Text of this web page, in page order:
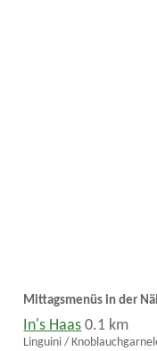
Mittagsmenüs in der
In's Haas 0.1 km
Linguini /